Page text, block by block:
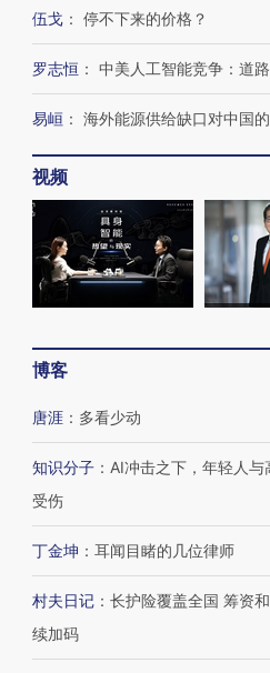
伍戈 ： 停不下来的价格？
罗志恒 ： 中美人工智能竞争：道
易峘 ： 海外能源供给缺口对中国
视频
博客
唐涯 ： 多看少动
知识分子 ： AI冲击之下，年轻人与
受伤
丁金坤 ： 耳闻目睹的几位律师
村夫日记 ： 长护险覆盖全国 筹资
续加码